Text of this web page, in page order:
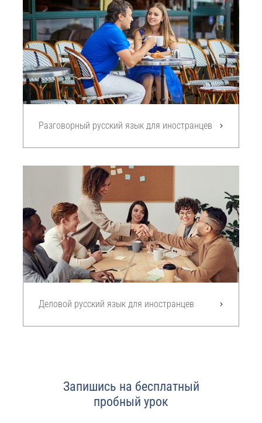
Разговорный русский язык для иностранцев
Деловой русский язык для иностранцев
Запишись на бесплатный
пробный урок